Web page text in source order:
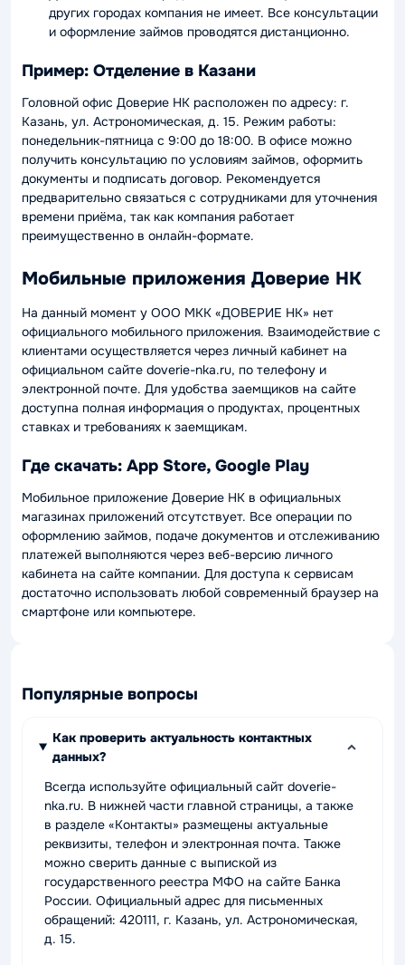
других городах компания не имеет. Все консультации
и оформление займов проводятся дистанционно.
Пример: Отделение в Казани
Головной офис Доверие НК расположен по адресу: г.
Казань, ул. Астрономическая, д. 15. Режим работы:
понедельник-пятница с 9:00 до 18:00. В офисе можно
получить консультацию по условиям займов, оформить
документы и подписать договор. Рекомендуется
предварительно связаться с сотрудниками для уточнения
времени приёма, так как компания работает
преимущественно в онлайн-формате.
Мобильные приложения Доверие НК
На данный момент у ООО МКК «ДОВЕРИЕ НК» нет
официального мобильного приложения. Взаимодействие с
клиентами осуществляется через личный кабинет на
официальном сайте doverie-nka.ru, по телефону и
электронной почте. Для удобства заемщиков на сайте
доступна полная информация о продуктах, процентных
ставках и требованиях к заемщикам.
Где скачать: App Store, Google Play
Мобильное приложение Доверие НК в официальных
магазинах приложений отсутствует. Все операции по
оформлению займов, подаче документов и отслеживанию
платежей выполняются через веб-версию личного
кабинета на сайте компании. Для доступа к сервисам
достаточно использовать любой современный браузер на
смартфоне или компьютере.
Популярные вопросы
Как проверить актуальность контактных
данных?
Всегда используйте официальный сайт doverie-
nka.ru. В нижней части главной страницы, а также
в разделе «Контакты» размещены актуальные
реквизиты, телефон и электронная почта. Также
можно сверить данные с выпиской из
государственного реестра МФО на сайте Банка
России. Официальный адрес для письменных
обращений: 420111, г. Казань, ул. Астрономическая,
д. 15.